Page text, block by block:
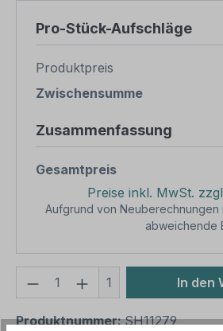
Pro-Stück-Aufschläge
Produktpreis
Zwischensumme
Zusammenfassung
Gesamtpreis
Preise inkl. MwSt.
Aufgrund von Neuberechnungen
abweichende
Produkt Anzahl: Gib
1 In den
Produktnummer:SH11279